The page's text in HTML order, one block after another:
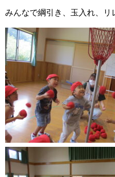
みんなで綱引き、玉入れ、リ